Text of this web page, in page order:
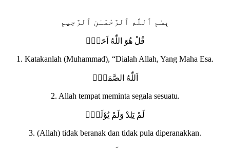
بِسْمِ ٱللَّهِ ٱلرَّحْمَـٰنِ ٱلرَّحِيمِ
قُلْ هُوَ اللّٰهُ اَحَدٌۚ
1. Katakanlah (Muhammad), “Dialah Allah, Yang Maha Esa.
اَللّٰهُ الصَّمَدُۚ
2. Allah tempat meminta segala sesuatu.
لَمْ يَلِدْ وَلَمْ يُوْلَدْۙ
3. (Allah) tidak beranak dan tidak pula diperanakkan.